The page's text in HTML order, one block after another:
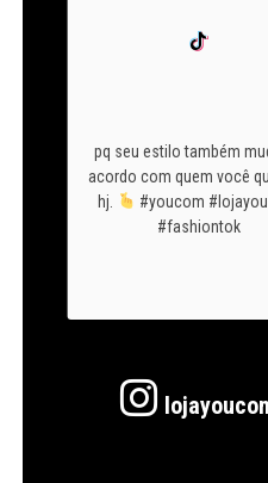
pq seu estilo também
acordo com quem você
hj.
#youcom
#fashiontok